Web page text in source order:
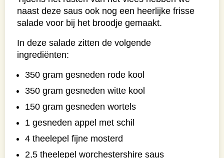
naast deze saus ook nog een heerlijke frisse
salade voor bij het broodje gemaakt.
In deze salade zitten de volgende
ingrediënten:
350 gram gesneden rode kool
350 gram gesneden witte kool
150 gram gesneden wortels
1 gesneden appel met schil
4 theelepel fijne mosterd
2,5 theelepel worchestershire saus